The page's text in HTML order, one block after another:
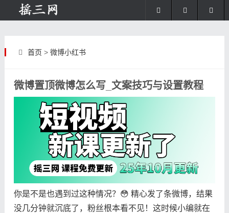
首页 > 微博小红书
微博置顶微博怎么写_文案技巧与设置教程
你是不是也遇到过这种情况？😳 精心发了条微博，结果
没几分钟就沉底了，粉丝根本看不见！这时候小编就在